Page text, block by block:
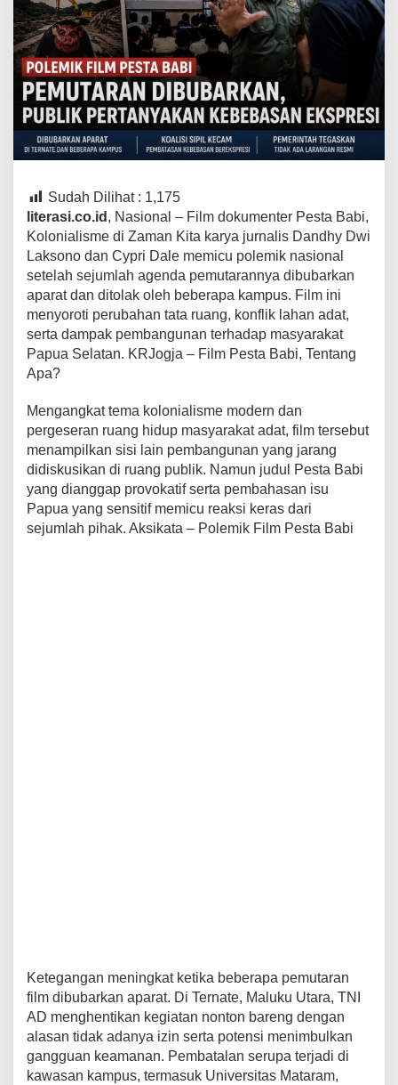
Sudah Dilihat : 1,175
literasi.co.id , Nasional – Film dokumenter Pesta Babi,
Kolonialisme di Zaman Kita karya jurnalis Dandhy Dwi
Laksono dan Cypri Dale memicu polemik nasional
setelah sejumlah agenda pemutarannya dibubarkan
aparat dan ditolak oleh beberapa kampus. Film ini
menyoroti perubahan tata ruang, konflik lahan adat,
serta dampak pembangunan terhadap masyarakat
Papua Selatan. KRJogja – Film Pesta Babi, Tentang
Apa?
Mengangkat tema kolonialisme modern dan
pergeseran ruang hidup masyarakat adat, film tersebut
menampilkan sisi lain pembangunan yang jarang
didiskusikan di ruang publik. Namun judul Pesta Babi
yang dianggap provokatif serta pembahasan isu
Papua yang sensitif memicu reaksi keras dari
sejumlah pihak. Aksikata – Polemik Film Pesta Babi
Ketegangan meningkat ketika beberapa pemutaran
film dibubarkan aparat. Di Ternate, Maluku Utara, TNI
AD menghentikan kegiatan nonton bareng dengan
alasan tidak adanya izin serta potensi menimbulkan
gangguan keamanan. Pembatalan serupa terjadi di
kawasan kampus, termasuk Universitas Mataram,